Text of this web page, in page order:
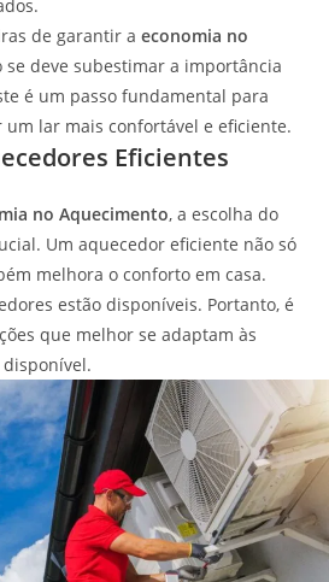
de garantir a economia no
se deve subestimar a importância
é um passo fundamental para
lar mais confortável e eficiente.
Eficientes
no Aquecimento, a escolha do
Um aquecedor eficiente não só
melhora o conforto em casa.
estão disponíveis. Portanto, é
que melhor se adaptam às
disponível.